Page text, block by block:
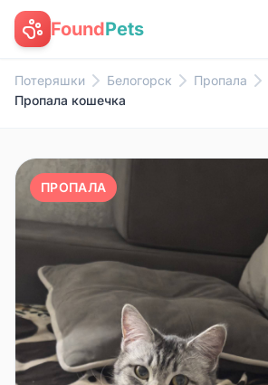
FoundPets
Потеряшки Белогорск Пропала
Пропала кошечка
ПРОПАЛА